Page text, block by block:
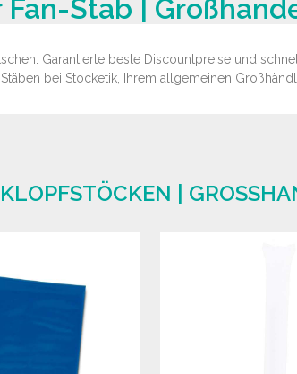
Stab |
Garantierte beste Discountpreise und
bei Stocketik, Ihrem allgemeinen
|